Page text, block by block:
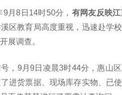
月8日14时50分， 有网友反映
区教育局高度重视，迅速赴学
展调查。
，9月9日凌晨3时44分，惠山
进货票据、现场库存实物、已